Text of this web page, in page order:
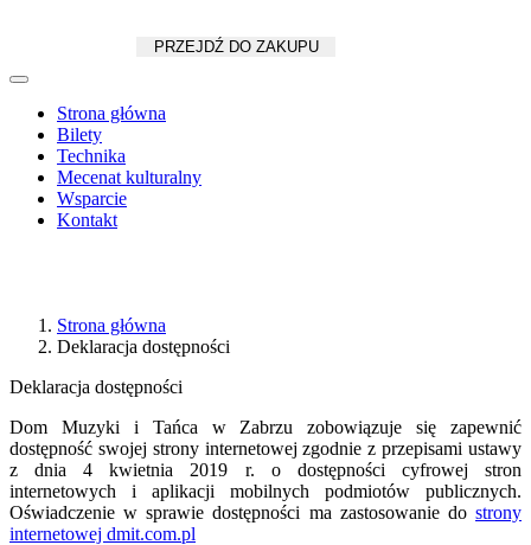
PRZEJDŹ DO ZAKUPU
Strona główna
Bilety
Technika
Mecenat kulturalny
Wsparcie
Kontakt
Strona główna
Deklaracja dostępności
Deklaracja dostępności
Dom Muzyki i Tańca w Zabrzu zobowiązuje się zapewnić
dostępność swojej strony internetowej zgodnie z przepisami ustawy
z dnia 4 kwietnia 2019 r. o dostępności cyfrowej stron
internetowych i aplikacji mobilnych podmiotów publicznych.
Oświadczenie w sprawie dostępności ma zastosowanie do strony
internetowej dmit.com.pl